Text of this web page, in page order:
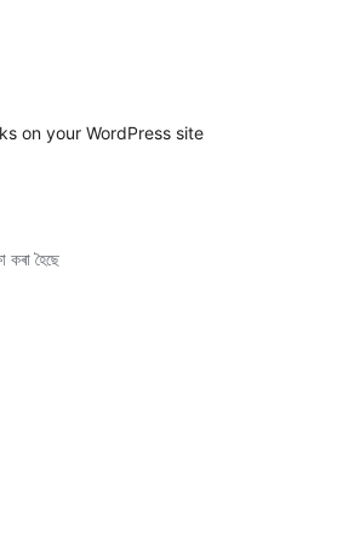
on your WordPress site
কৰা হৈছে